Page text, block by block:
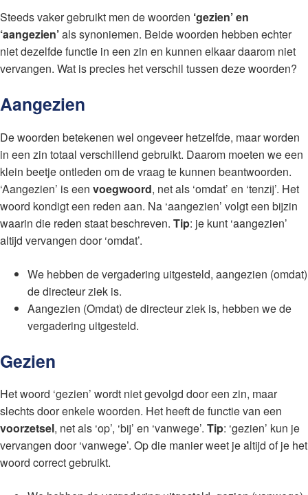
Steeds vaker gebruikt men de woorden ‘gezien’ en
‘aangezien’als synoniemen. Beide woorden hebben echter
niet dezelfde functie in een zin en kunnen elkaar daarom niet
vervangen. Wat is precies het verschil tussen deze woorden?
Aangezien
De woorden betekenen wel ongeveer hetzelfde, maar worden
in een zin totaal verschillend gebruikt. Daarom moeten we een
klein beetje ontleden om de vraag te kunnen beantwoorden.
‘Aangezien’ is een voegwoord, net als ‘omdat’ en ‘tenzij’. Het
woord kondigt een reden aan. Na ‘aangezien’ volgt een bijzin
waarin die reden staat beschreven. Tip: je kunt ‘aangezien’
altijd vervangen door ‘omdat’.
We hebben de vergadering uitgesteld, aangezien (omdat)
de directeur ziek is.
Aangezien (Omdat) de directeur ziek is, hebben we de
vergadering uitgesteld.
Gezien
Het woord ‘gezien’ wordt niet gevolgd door een zin, maar
slechts door enkele woorden. Het heeft de functie van een
voorzetsel, net als ‘op’, ‘bij’ en ‘vanwege’. Tip: ‘gezien’ kun je
vervangen door ‘vanwege’. Op die manier weet je altijd of je het
woord correct gebruikt.